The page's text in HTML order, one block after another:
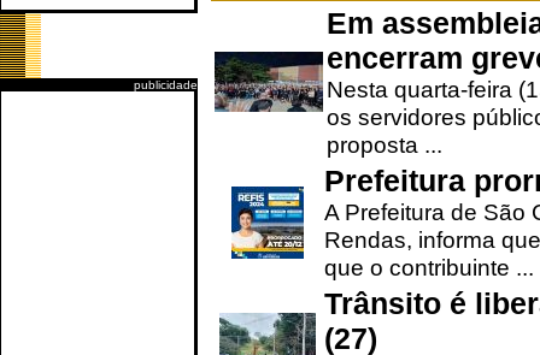
publicidade
Em
encerram
Nesta quarta-feira
os servidores
proposta ...
Prefeitura
A Prefeitura de São
Rendas, informa
que o contribuinte ...
Trânsito é
(27)